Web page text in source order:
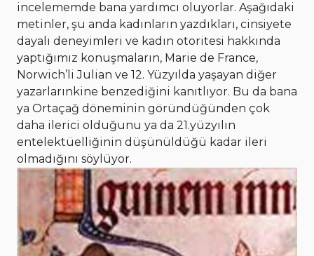
incelememde bana yardımcı oluyorlar. Aşağıdaki
metinler, şu anda kadınların yazdıkları, cinsiyete
dayalı deneyimleri ve kadın otoritesi hakkında
yaptığımız konuşmaların, Marie de France,
Norwich’li Julian ve 12. Yüzyılda yaşayan diğer
yazarlarınkine benzediğini kanıtlıyor. Bu da bana
ya Ortaçağ döneminin göründüğünden çok
daha ilerici olduğunu ya da 21.yüzyılın
entelektüelliğinin düşünüldüğü kadar ileri
olmadığını söylüyor.